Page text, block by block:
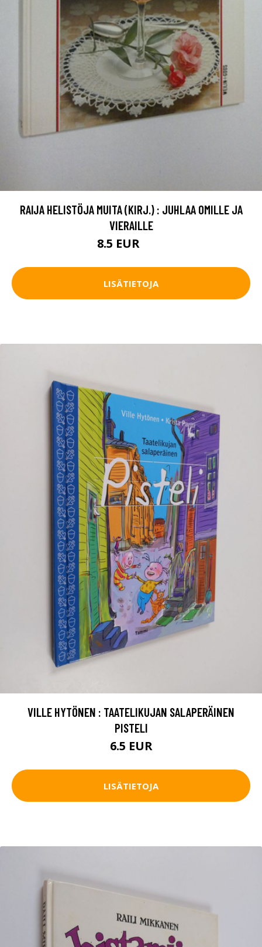
RAIJA HELISTÖJA MUITA (KIRJ.) : JUHLAA OMILLE JA
VIERAILLE
8.5 EUR
LISÄTIETOJA
VILLE HYTÖNEN : TAATELIKUJAN SALAPERÄINEN
PISTELI
6.5 EUR
LISÄTIETOJA